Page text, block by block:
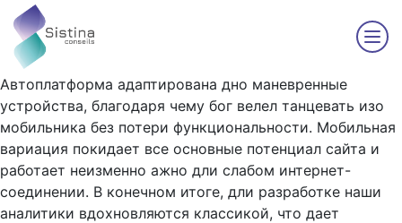
Автоплатформа адаптирована дно маневренные
устройства, благодаря чему бог велел танцевать изо
мобильника без потери функциональности. Мобильная
вариация покидает все основные потенциал сайта и
работает неизменно ажно дли слабом интернет-
соединении. В конечном итоге, дли разработке наши
аналитики вдохновляются классикой, что дает